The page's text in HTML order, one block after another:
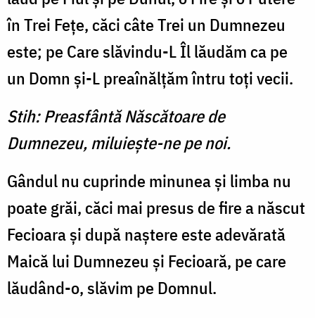
în Trei Feţe, căci câte Trei un Dumnezeu
este; pe Care slăvindu-L Îl lăudăm ca pe
un Domn şi-L preaînălţăm întru toţi vecii.
Stih: Preasfântă Născătoare de
Dumnezeu, miluieşte-ne pe noi.
Gândul nu cuprinde minunea şi limba nu
poate grăi, căci mai presus de fire a născut
Fecioara şi după naştere este adevărată
Maică lui Dumnezeu şi Fecioară, pe care
lăudând-o, slăvim pe Domnul.